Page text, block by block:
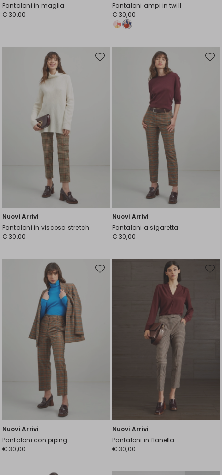
Pantaloni in maglia
€ 30,00
Pantaloni ampi in twill
€ 30,00
Nuovi Arrivi
Pantaloni in viscosa stretch
€ 30,00
Sposta
Nuovi Arrivi
Pantaloni a sigaretta
€ 30,00
Nuovi Arrivi
Pantaloni con piping
€ 30,00
Sposta
Nuovi Arrivi
Pantaloni in flanella
€ 30,00